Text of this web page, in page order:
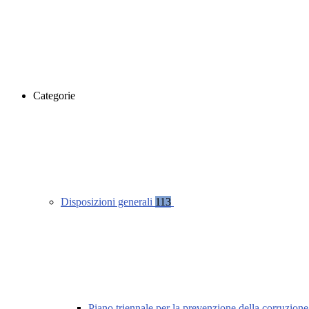
Categorie
Disposizioni generali 113